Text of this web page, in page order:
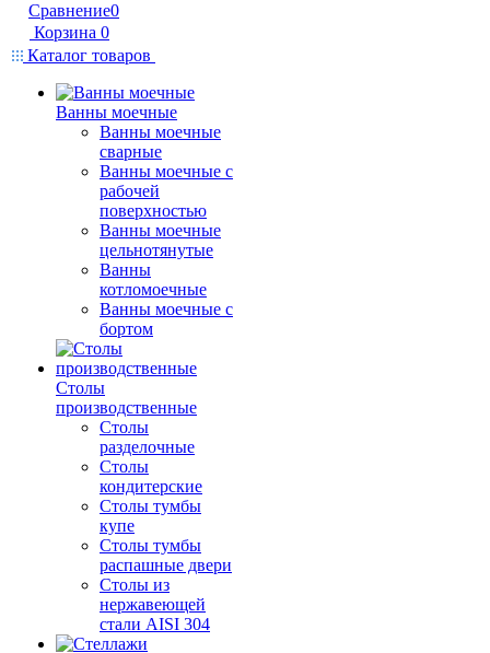
Сравнение0
Корзина 0
Каталог товаров
Ванны моечные
Ванны моечные
сварные
Ванны моечные с
рабочей
поверхностью
Ванны моечные
цельнотянутые
Ванны
котломоечные
Ванны моечные с
бортом
Столы
производственные
Столы
разделочные
Столы
кондитерские
Столы тумбы
купе
Столы тумбы
распашные двери
Столы из
нержавеющей
стали AISI 304